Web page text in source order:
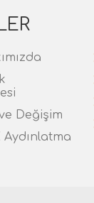
Değişim
Aydınlatma